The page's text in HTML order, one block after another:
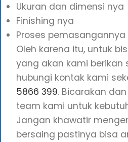
Ukuran dan dimensi nya
Finishing nya
Proses pemasangannya
Oleh karena itu, untuk
yang akan kami berikan
hubungi kontak kami
5866 399. Bicarakan
team kami untuk
Jangan khawatir
bersaing pastinya bisa